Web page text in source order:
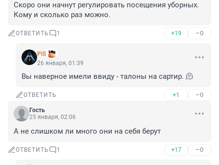
Скоро они начнут регулировать посещения уборных.
Кому и сколько раз можно.
ОТВЕТИТЬ 1 +19 –0
PiS
26 января, 01:39
Вы наверное имели ввиду - талоны на сартир. 🫠
ОТВЕТИТЬ +1 –0
Гость
25 января, 02:06
А не слишком ли много они на себя берут
ОТВЕТИТЬ 1 +17 –0